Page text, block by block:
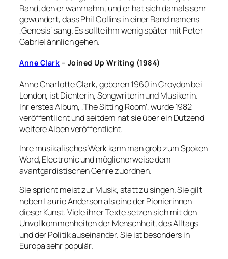
Band, den er wahrnahm, und er hat sich damals sehr
gewundert, dass Phil Collins in einer Band namens
‚Genesis‘ sang. Es sollte ihm wenig später mit Peter
Gabriel ähnlich gehen.
Anne Clark – Joined Up Writing (1984)
Anne Charlotte Clark, geboren 1960 in Croydon bei
London, ist Dichterin, Songwriterin und Musikerin.
Ihr erstes Album, ‚The Sitting Room‘, wurde 1982
veröffentlicht und seitdem hat sie über ein Dutzend
weitere Alben veröffentlicht.
Ihre musikalisches Werk kann man grob zum Spoken
Word, Electronic und möglicherweise dem
avantgardistischen Genre zuordnen.
Sie spricht meist zur Musik, statt zu singen. Sie gilt
neben Laurie Anderson als eine der Pionierinnen
dieser Kunst. Viele ihrer Texte setzen sich mit den
Unvollkommenheiten der Menschheit, des Alltags
und der Politik auseinander. Sie ist besonders in
Europa sehr populär.